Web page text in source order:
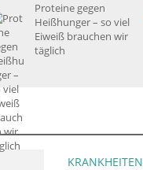
Proteine gegen
Heißhunger – so viel
Eiweiß brauchen wir
täglich
KRANKHEITEN